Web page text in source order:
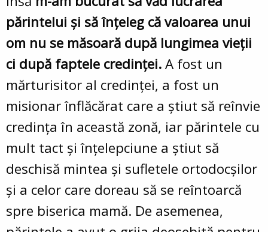
părintelui și să înțeleg că valoarea unui
om nu se măsoară după lungimea vieții
ci după faptele credinței.A fost un
mărturisitor al credinței, a fost un
misionar înflăcărat care a știut să reînvie
credința în această zonă, iar părintele cu
mult tact și înțelepciune a știut să
deschisă mintea și sufletele ortodocșilor
și a celor care doreau să se reîntoarcă
spre biserica mamă. De asemenea,